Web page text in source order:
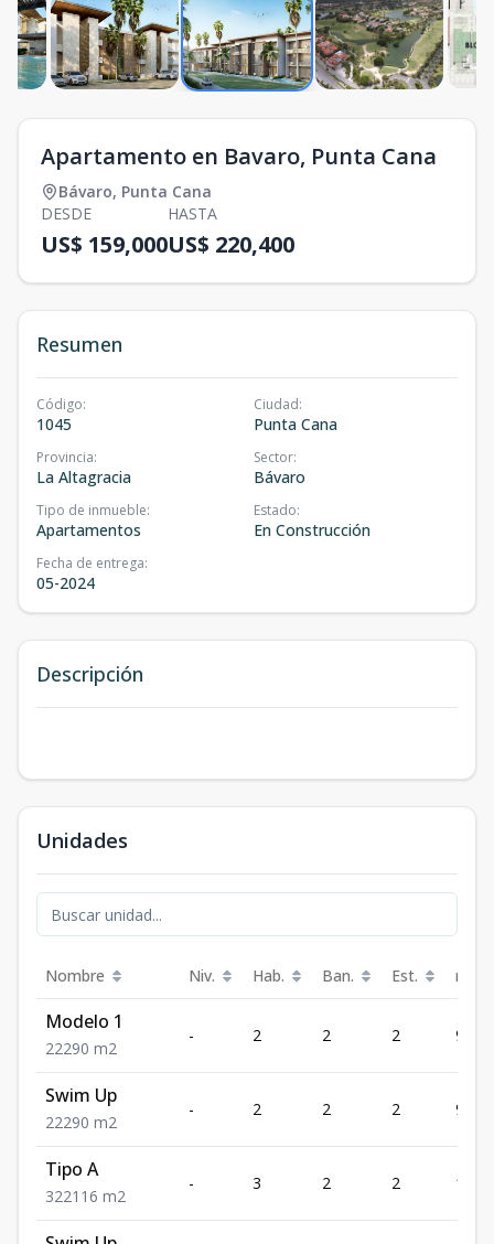
Apartamento en Bavaro, Punta Cana
Bávaro, Punta Cana
DESDE
US$ 159,000
HASTA
US$ 220,400
Resumen
Código:
1045
Ciudad:
Punta Cana
Provincia:
La Altagracia
Sector:
Bávaro
Tipo de inmueble:
Apartamentos
Estado:
En Construcción
Fecha de entrega:
05-2024
Descripción
Unidades
Nombre Niv. Hab. Ban. Est. m²
Modelo 1
22290 m2
- 2 2 2 90
Swim Up
22290 m2
- 2 2 2 90
Tipo A
322116 m2
- 3 2 2 116